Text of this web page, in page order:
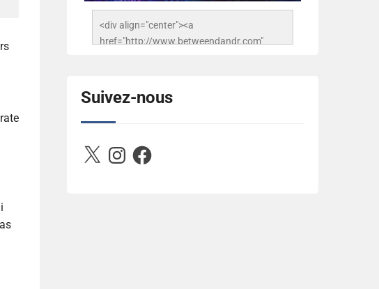
<div align="center"><a
href="http://www.betweendandr.com"
503716673157532-
2788222864243652657-n.jpg"
alt="Between D&R" style="border:none;" />
Suivez-nous
X InstagramFacebook